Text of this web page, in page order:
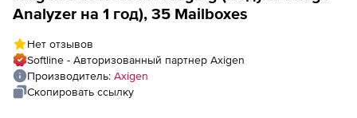
Analyzer на 1 год), 35 Mailboxes
Нет отзывов
Softline - Авторизованный партнер Axigen
Производитель: Axigen
Скопировать ссылку